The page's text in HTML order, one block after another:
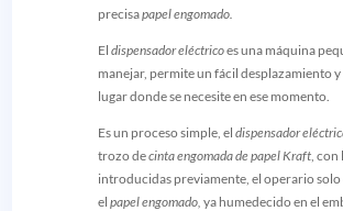
precisapapel engomado.
El dispensador eléctricoes una máquina
manejar, permite un fácil desplazamiento
lugar donde se necesite en ese momento.
Es un proceso simple, el dispensador
trozo decinta engomada de papel Kraft, con
introducidas previamente, el operario
el papel engomado, ya humedecido en el